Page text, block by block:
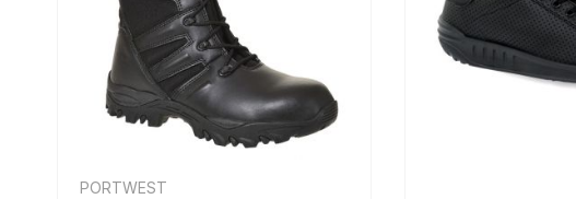
PORTWEST